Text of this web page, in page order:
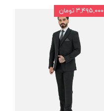
۳,۴۹۵,۰۰۰ تومان